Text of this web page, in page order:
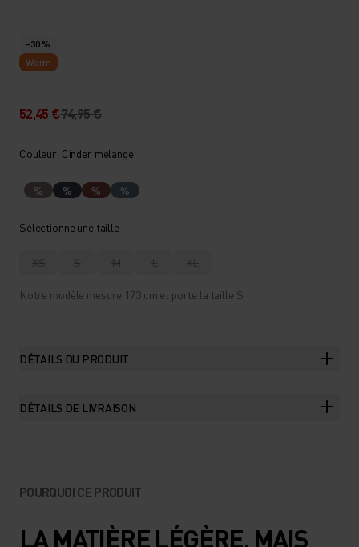
-30 %
Warm
52,45 €74,95 €
Couleur: Cinder melange
% % % %
Sélectionne une taille
XS S M L XL
Notre modèle mesure 173 cm et porte la taille S.
DÉTAILS DU PRODUIT
DÉTAILS DE LIVRAISON
POURQUOI CE PRODUIT
LA MATIÈRE LÉGÈRE, MAIS